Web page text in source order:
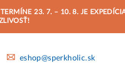
23. 7. – 10. 8. JE
eshop@sperkholic.sk